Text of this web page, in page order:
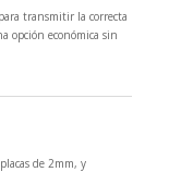
transmitir la correcta
opción económica sin
de 2mm, y